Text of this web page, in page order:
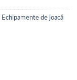
Echipamente de joacă